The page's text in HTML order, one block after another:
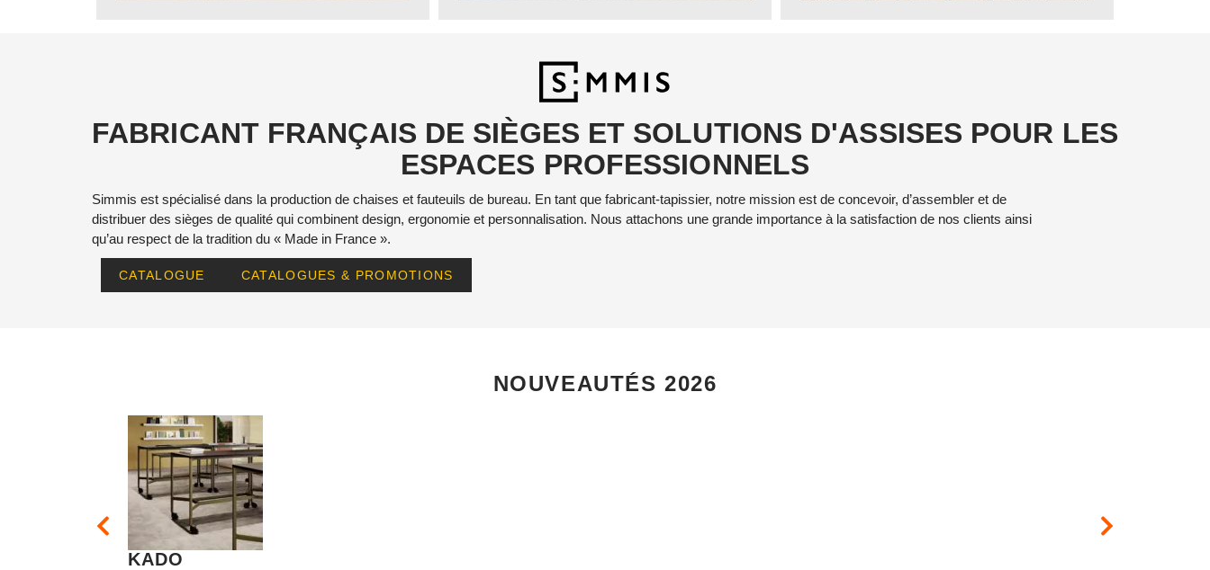
FABRICANT FRANÇAIS DE SIÈGES ET SOLUTIONS D'ASSISES POUR LES
ESPACES PROFESSIONNELS
Simmis est spécialisé dans la production de chaises et fauteuils de bureau. En tant que fabricant-tapissier, notre mission est de concevoir, d’assembler et de
distribuer des sièges de qualité qui combinent design, ergonomie et personnalisation. Nous attachons une grande importance à la satisfaction de nos clients ainsi
qu’au respect de la tradition du « Made in France ».
CATALOGUE CATALOGUES & PROMOTIONS
NOUVEAUTÉS 2026
KADO